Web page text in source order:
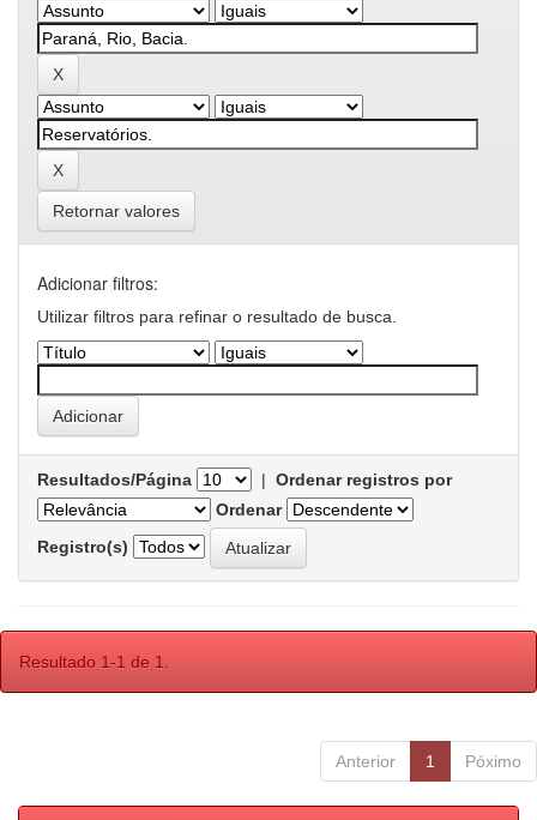
Retornar valores
Adicionar filtros:
Utilizar filtros para refinar o resultado de busca.
Resultados/Página | Ordenar registros por
Ordenar
Registro(s)
Resultado 1-1 de 1.
Anterior 1 Póximo